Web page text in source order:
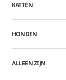
KATTEN
HONDEN
ALLEEN ZIJN